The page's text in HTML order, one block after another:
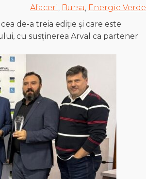
Afaceri, Bursa, Energie Verde
de-a treia ediție și care este
cu susținerea Arval ca partener